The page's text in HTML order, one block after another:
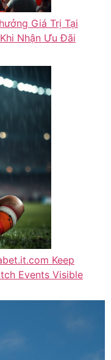
Giá Trị Tại
Nhận Ưu Đãi
Keep
Events Visible